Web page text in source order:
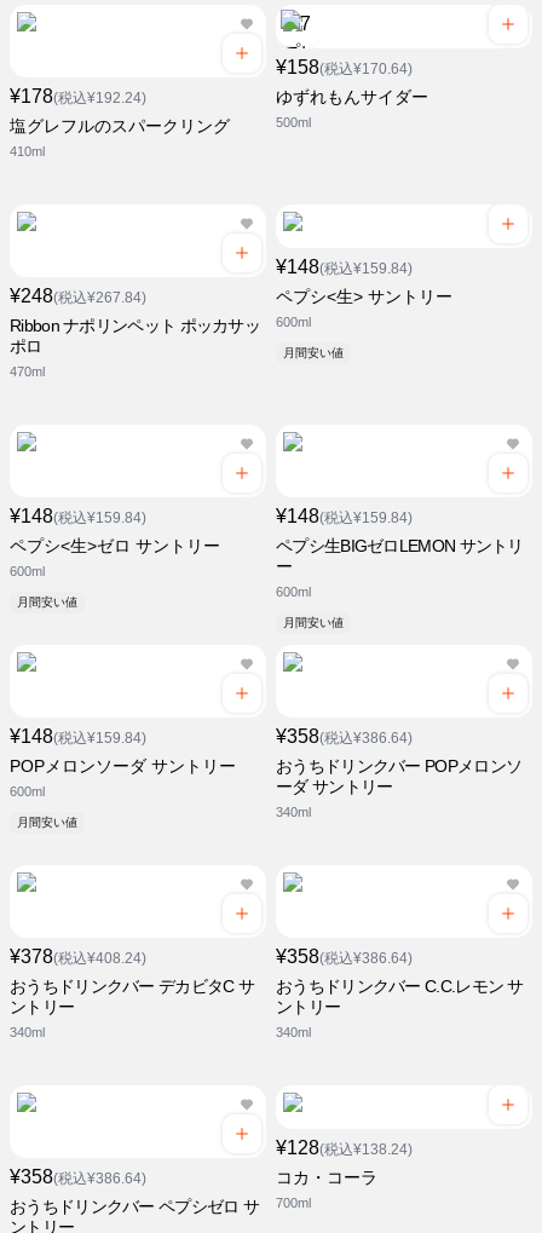
¥178(税込¥192.24)
塩グレフルのスパークリング
410ml
¥158(税込¥170.64)
ゆずれもんサイダー
500ml
¥248(税込¥267.84)
Ribbon ナポリンペット ポッカサッ
ポロ
470ml
¥148(税込¥159.84)
ペプシ<生> サントリー
600ml
月間安い値
¥148(税込¥159.84)
ペプシ<生>ゼロ サントリー
600ml
月間安い値
¥148(税込¥159.84)
ペプシ生BIGゼロLEMON サントリ
ー
600ml
月間安い値
¥148(税込¥159.84)
POPメロンソーダ サントリー
600ml
月間安い値
¥358(税込¥386.64)
おうちドリンクバー POPメロンソ
ーダ サントリー
340ml
¥378(税込¥408.24)
おうちドリンクバー デカビタC サ
ントリー
340ml
¥358(税込¥386.64)
おうちドリンクバー C.C.レモン サ
ントリー
340ml
¥358(税込¥386.64)
おうちドリンクバー ペプシゼロ サ
ントリー
¥128(税込¥138.24)
コカ・コーラ
700ml